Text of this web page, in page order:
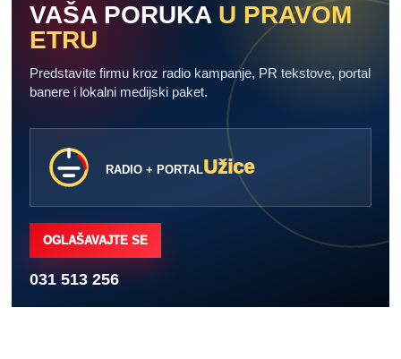
VAŠA PORUKA U PRAVOM
ETRU
Predstavite firmu kroz radio kampanje, PR tekstove, portal
banere i lokalni medijski paket.
RADIO + PORTALUžice
OGLAŠAVAJTE SE
031 513 256